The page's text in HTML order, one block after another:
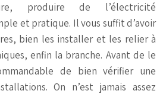
produire de l’électricité
et pratique. Il vous suffit d’avoir
bien les installer et les relier à
enfin la branche. Avant de le
de bien vérifier une
On n’est jamais assez